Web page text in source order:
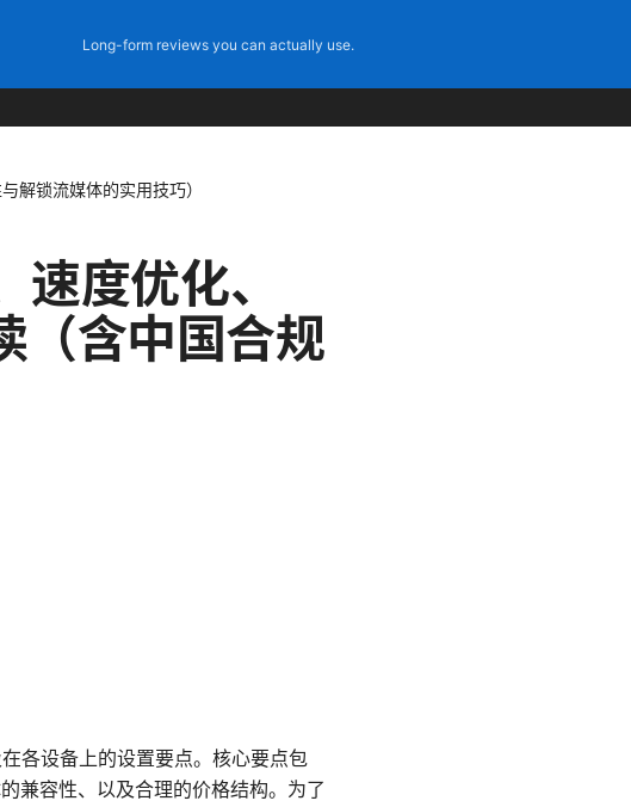
Long-form reviews you can actually use.
解锁流媒体的实用技巧）
度优化、
（含中国合规
各设备上的设置要点。核心要点包
兼容性、以及合理的价格结构。为了